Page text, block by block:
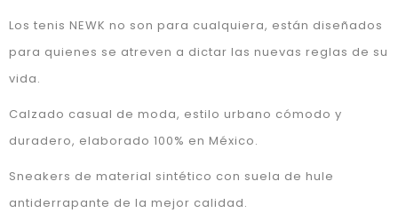
Los tenis NEWK no son para cualquiera, están diseñados
para quienes se atreven a dictar las nuevas reglas de su
vida.
Calzado casual de moda, estilo urbano cómodo y
duradero, elaborado 100% en México.
Sneakers de material sintético con suela de hule
antiderrapante de la mejor calidad.